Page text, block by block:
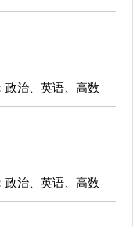
政治、英语、高数
政治、英语、高数